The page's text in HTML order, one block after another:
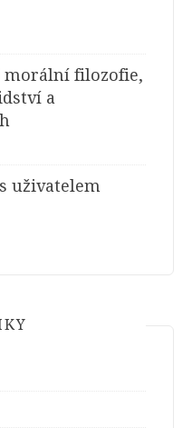
morální filozofie,
a
uživatelem